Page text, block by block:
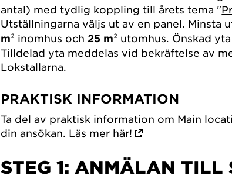
antal) med tydlig koppling till årets tema "
Utställningarna väljs ut av en panel. Minsta
m² inomhus och 25 m² utomhus. Önskad
Tilldelad yta meddelas vid bekräftelse av
Lokstallarna.
PRAKTISK INFORMATION
Ta del av praktisk information om Main
din ansökan. Läs mer här!
STEG 1: ANMÄLAN TILL